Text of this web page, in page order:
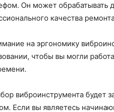
Он может обрабатывать
качества
на эргономику
чтобы вы могли
виброинструмента будет
Если вы являетесь